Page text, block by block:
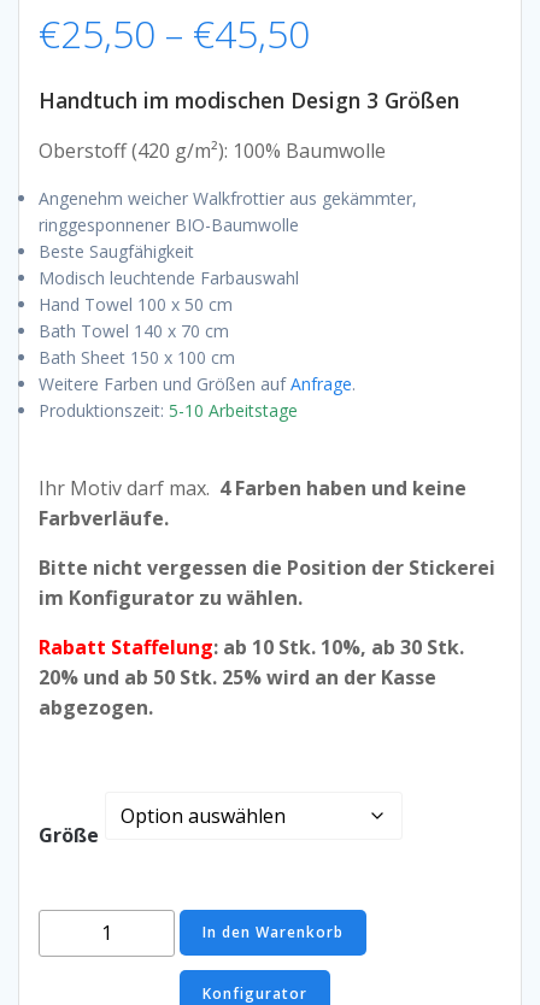
€25,50 – €45,50
€25,50
bis
€45,50
Handtuch im modischen Design 3 Größen
Oberstoff (420 g/m²): 100% Baumwolle
Angenehm weicher Walkfrottier aus gekämmter,
ringgesponnener BIO-Baumwolle
Beste Saugfähigkeit
Modisch leuchtende Farbauswahl
Hand Towel 100 x 50 cm
Bath Towel 140 x 70 cm
Bath Sheet 150 x 100 cm
Weitere Farben und Größen aufAnfrage.
Produktionszeit: 5-10 Arbeitstage
Ihr Motiv darf max. 4 Farben haben und keine
Farbverläufe.
Bitte nicht vergessen die Position der Stickerei
im Konfigurator zu wählen.
Rabatt Staffelung: ab 10 Stk. 10%, ab 30 Stk.
20% und ab 50 Stk. 25% wird an der Kasse
abgezogen.
Größe
Handtuch
in
In den Warenkorb
Konfigurator